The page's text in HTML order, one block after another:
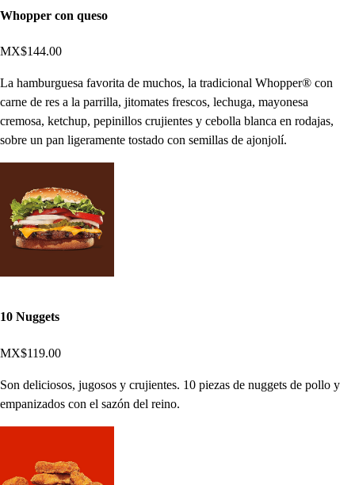
Whopper con queso
MX$144.00
La hamburguesa favorita de muchos, la tradicional Whopper® con
carne de res a la parrilla, jitomates frescos, lechuga, mayonesa
cremosa, ketchup, pepinillos crujientes y cebolla blanca en rodajas,
sobre un pan ligeramente tostado con semillas de ajonjolí.
10 Nuggets
MX$119.00
Son deliciosos, jugosos y crujientes. 10 piezas de nuggets de pollo y
empanizados con el sazón del reino.